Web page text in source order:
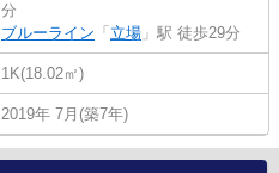
分
ブルーライン 「 立場 」駅 徒歩29分
1K(18.02㎡)
2019年 7月(築7年)